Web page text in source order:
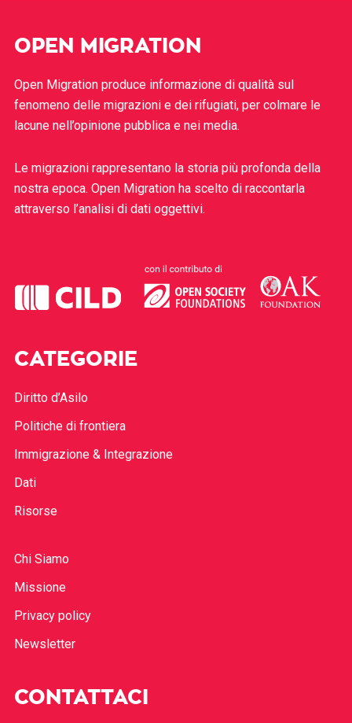
OPEN MIGRATION
Open Migration produce informazione di qualità sul
fenomeno delle migrazioni e dei rifugiati, per colmare le
lacune nell’opinione pubblica e nei media.
Le migrazioni rappresentano la storia più profonda della
nostra epoca. Open Migration ha scelto di raccontarla
attraverso l’analisi di dati oggettivi.
CATEGORIE
Diritto d’Asilo
Politiche di frontiera
Immigrazione & Integrazione
Dati
Risorse
Chi Siamo
Missione
Privacy policy
Newsletter
CONTATTACI